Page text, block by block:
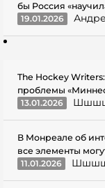
бы Россия
19.01.2026
The Hockey
проблемы
13.01.2026
В Монреале об
все элементы
11.01.2026